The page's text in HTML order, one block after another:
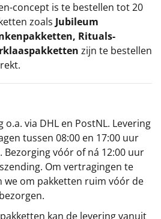
-concept is te bestellen tot 20
zoals Jubileum
, Rituals-
zijn te bestellen
via DHL en PostNL. Levering
tussen 08:00 en 17:00 uur
vóór of ná 12:00 uur
Om vertragingen te
we om pakketten ruim vóór de
kan de levering vanuit